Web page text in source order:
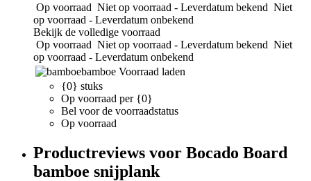
Op voorraad Niet op voorraad - Leverdatum bekend Niet
op voorraad - Leverdatum onbekend
Bekijk de volledige voorraad
Op voorraad Niet op voorraad - Leverdatum bekend Niet
op voorraad - Leverdatum onbekend
bamboe Voorraad laden
{0} stuks
Op voorraad per {0}
Bel voor de voorraadstatus
Op voorraad
Productreviews voor Bocado Board
bamboe snijplank